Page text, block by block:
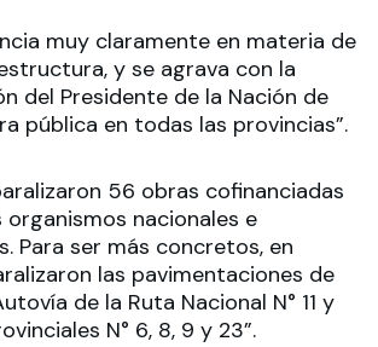
muy claramente en materia de
y se agrava con la
del Presidente de la Nación de
pública en todas las provincias”.
56 obras cofinanciadas
nacionales e
Para ser más concretos, en
las pavimentaciones de
de la Ruta Nacional N° 11 y
N° 6, 8, 9 y 23”.